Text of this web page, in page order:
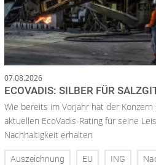
07.08.2026
ECOVADIS: SILBER FÜR
Wie bereits im Vorjahr hat der
aktuellen EcoVadis-Rating für seine
Nachhaltigkeit erhalten
Auszeichnung EU ING